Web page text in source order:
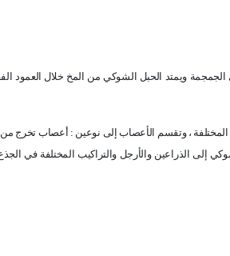
ويمتد الحبل الشوكي من المخ خلال العمود
المختلفة ، وتقسم الأعصاب إلى نوعين : أعصاب تخرج
إلى الذراعين والأرجل والتراكيب المختلفة في